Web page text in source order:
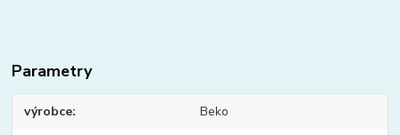
Parametry
výrobce Beko